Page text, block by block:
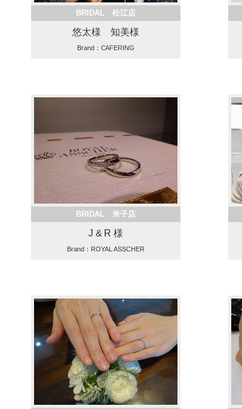
BRIDAL 松江店
悠太様 知美様
Brand：CAFERING
BRIDAL 米子店
J & R 様
Brand：ROYAL ASSCHER